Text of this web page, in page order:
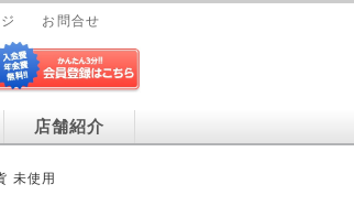
お問合せ
店舗紹介
未使用